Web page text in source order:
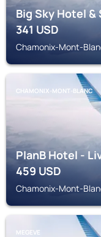
Big Sky Hotel &
341USD
Chamonix-Mont-
CHAMONIX-MONT-BLANC
PlanB Hotel -
459USD
Chamonix-Mont-
MEGEVE